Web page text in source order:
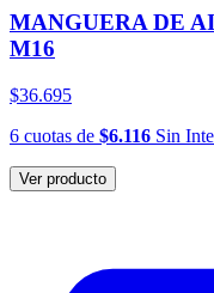
MANGUERA DE
M16
$36.695
6 cuotas de $6.116 Sin
Ver producto